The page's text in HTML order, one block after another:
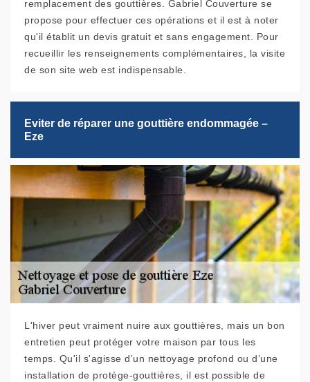
remplacement des gouttières. Gabriel Couverture se
propose pour effectuer ces opérations et il est à noter
qu'il établit un devis gratuit et sans engagement. Pour
recueillir les renseignements complémentaires, la visite
de son site web est indispensable.
Eviter de réparer une gouttière endommagée –
Eze
L'hiver peut vraiment nuire aux gouttières, mais un bon
entretien peut protéger votre maison par tous les
temps. Qu'il s'agisse d'un nettoyage profond ou d’une
installation de protège-gouttières, il est possible de